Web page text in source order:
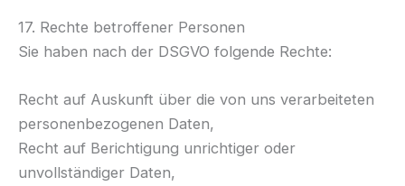
17. Rechte betroffener Personen
Sie haben nach der DSGVO folgende Rechte:
Recht auf Auskunft über die von uns verarbeiteten
personenbezogenen Daten,
Recht auf Berichtigung unrichtiger oder
unvollständiger Daten,